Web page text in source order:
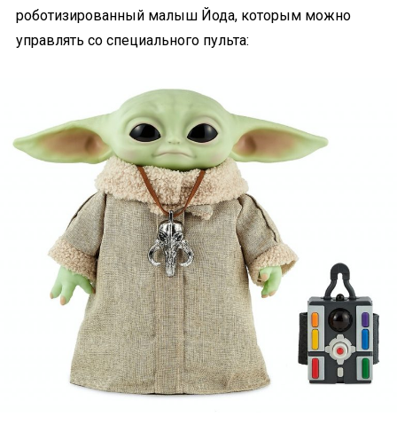
роботизированный малыш Йода, которым можно
управлять со специального пульта: